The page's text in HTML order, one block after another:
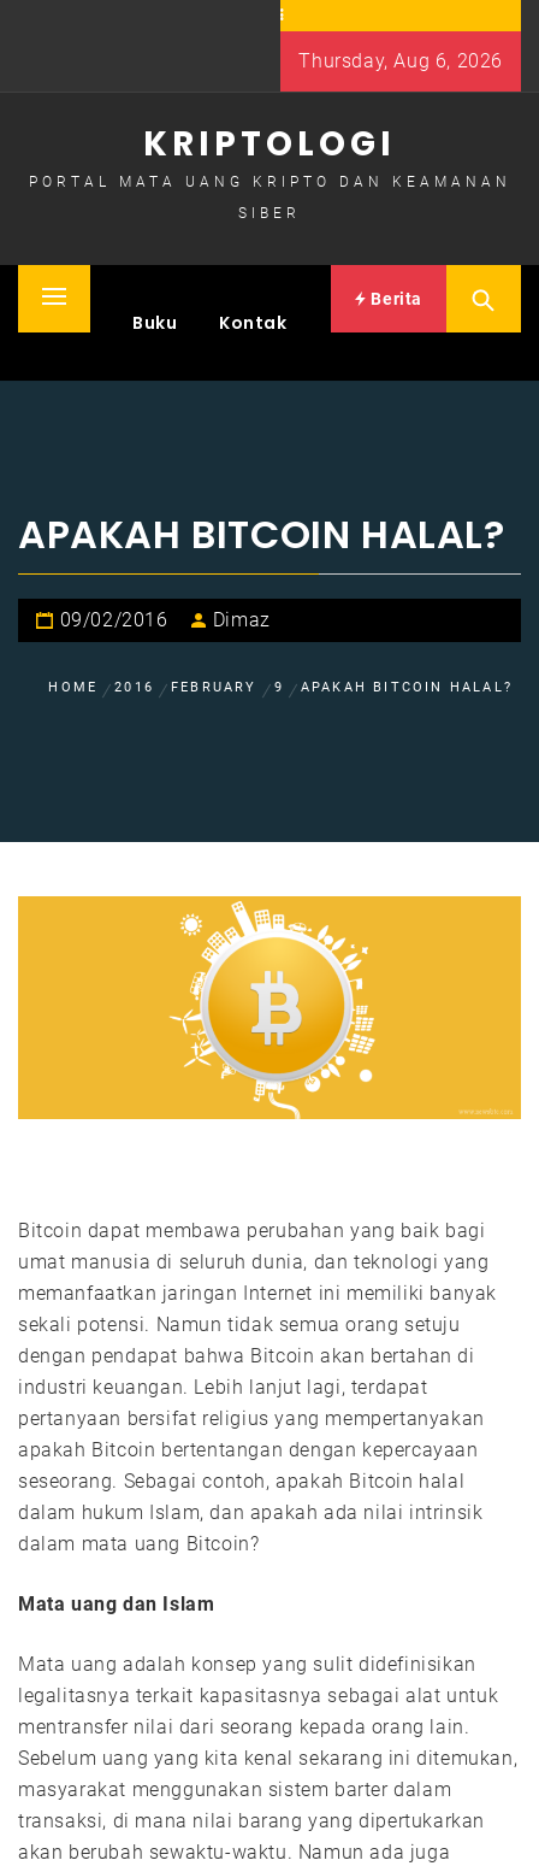
Thursday, Aug 6, 2026
KRIPTOLOGI
PORTAL MATA UANG KRIPTO DAN KEAMANAN
SIBER
Primary
Buku Kontak
Berita
APAKAH BITCOIN HALAL?
09/02/2016 Dimaz
HOME 2016 FEBRUARY 9 APAKAH BITCOIN HALAL?
Bitcoin dapat membawa perubahan yang baik bagi
umat manusia di seluruh dunia, dan teknologi yang
memanfaatkan jaringan Internet ini memiliki banyak
sekali potensi. Namun tidak semua orang setuju
dengan pendapat bahwa Bitcoin akan bertahan di
industri keuangan. Lebih lanjut lagi, terdapat
pertanyaan bersifat religius yang mempertanyakan
apakah Bitcoin bertentangan dengan kepercayaan
seseorang. Sebagai contoh, apakah Bitcoin halal
dalam hukum Islam, dan apakah ada nilai intrinsik
dalam mata uang Bitcoin?
Mata uang dan Islam
Mata uang adalah konsep yang sulit didefinisikan
legalitasnya terkait kapasitasnya sebagai alat untuk
mentransfer nilai dari seorang kepada orang lain.
Sebelum uang yang kita kenal sekarang ini ditemukan,
masyarakat menggunakan sistem barter dalam
transaksi, di mana nilai barang yang dipertukarkan
akan berubah sewaktu-waktu. Namun ada juga